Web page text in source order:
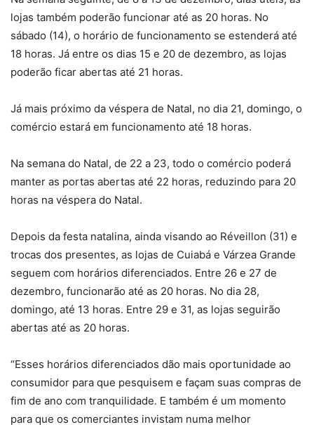
lojas também poderão funcionar até as 20 horas. No
sábado (14), o horário de funcionamento se estenderá até
18 horas. Já entre os dias 15 e 20 de dezembro, as lojas
poderão ficar abertas até 21 horas.
Já mais próximo da véspera de Natal, no dia 21, domingo, o
comércio estará em funcionamento até 18 horas.
Na semana do Natal, de 22 a 23, todo o comércio poderá
manter as portas abertas até 22 horas, reduzindo para 20
horas na véspera do Natal.
Depois da festa natalina, ainda visando ao Réveillon (31) e
trocas dos presentes, as lojas de Cuiabá e Várzea Grande
seguem com horários diferenciados. Entre 26 e 27 de
dezembro, funcionarão até as 20 horas. No dia 28,
domingo, até 13 horas. Entre 29 e 31, as lojas seguirão
abertas até as 20 horas.
“Esses horários diferenciados dão mais oportunidade ao
consumidor para que pesquisem e façam suas compras de
fim de ano com tranquilidade. E também é um momento
para que os comerciantes invistam numa melhor